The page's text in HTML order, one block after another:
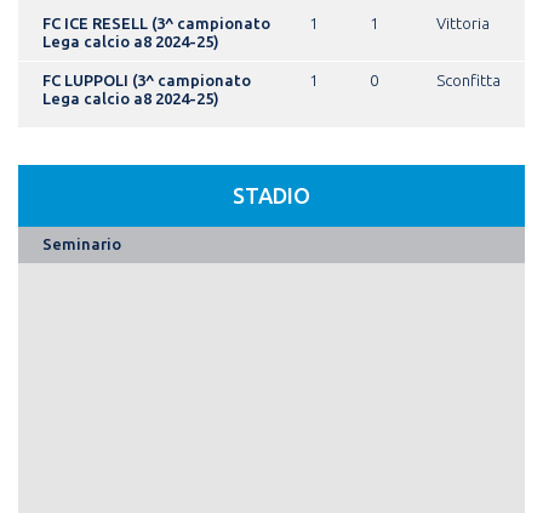
FC ICE RESELL (3^ campionato
Lega calcio a8 2024-25)
1 1 Vittoria
FC LUPPOLI (3^ campionato
Lega calcio a8 2024-25)
1 0 Sconfitta
STADIO
Seminario